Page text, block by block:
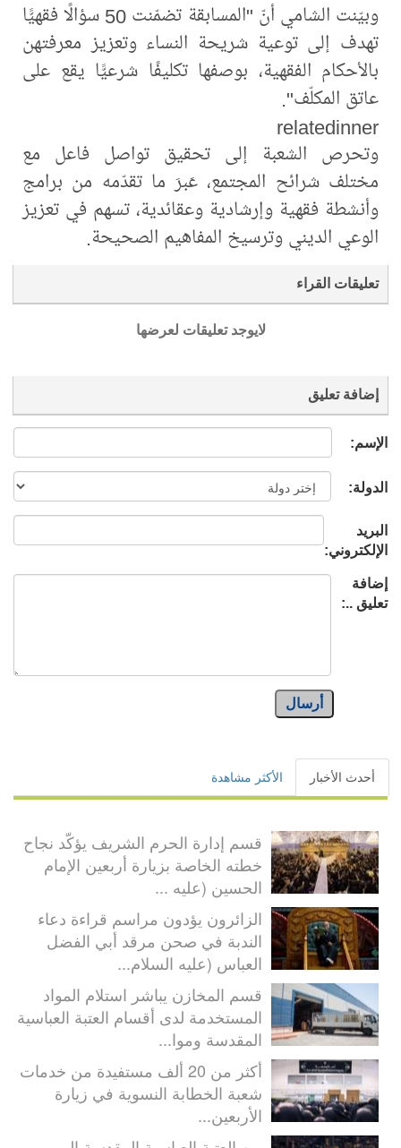
وبيّنت الشامي أنّ "المسابقة تضمّنت 50 سؤالًا فقهيًّا
تهدف إلى توعية شريحة النساء وتعزيز معرفتهن
بالأحكام الفقهية، بوصفها تكليفًا شرعيًّا يقع على
عاتق المكلّف".
relatedinner
وتحرص الشعبة إلى تحقيق تواصل فاعل مع
مختلف شرائح المجتمع، عَبرَ ما تقدّمه من برامج
وأنشطة فقهية وإرشادية وعقائدية، تسهم في تعزيز
الوعي الديني وترسيخ المفاهيم الصحيحة.
تعليقات القراء
لايوجد تعليقات لعرضها
إضافة تعليق
الإسم:
الدولة:
البريد
الإلكتروني:
إضافة
تعليق ..:
أرسال
أحدث الأخبار الأكثر مشاهدة
قسم إدارة الحرم الشريف يؤكّد نجاح
خطته الخاصة بزيارة أربعين الإمام
الحسين (عليه ...
الزائرون يؤدون مراسم قراءة دعاء
الندبة في صحن مرقد أبي الفضل
العباس (عليه السلام...
قسم المخازن يباشر استلام المواد
المستخدمة لدى أقسام العتبة العباسية
المقدسة وموا...
أكثر من 20 ألف مستفيدة من خدمات
شعبة الخطابة النسوية في زيارة
الأربعين...